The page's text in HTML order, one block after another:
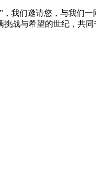
，我们邀请您，与我们一
挑战与希望的世纪，共同